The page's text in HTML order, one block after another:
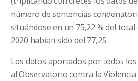
número de sentencias
situándose en un 75,22 % del total
2020 habían sido del 77,25.
Los datos aportados por todos
al Observatorio contra la Violencia